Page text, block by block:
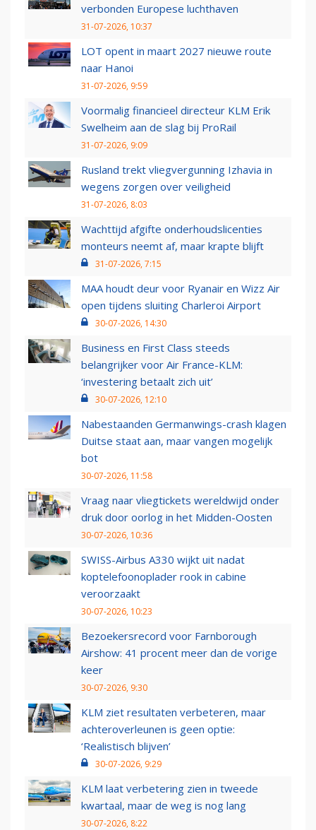
verbonden Europese luchthaven
31-07-2026, 10:37
LOT opent in maart 2027 nieuwe route
naar Hanoi
31-07-2026, 9:59
Voormalig financieel directeur KLM Erik
Swelheim aan de slag bij ProRail
31-07-2026, 9:09
Rusland trekt vliegvergunning Izhavia in
wegens zorgen over veiligheid
31-07-2026, 8:03
Wachttijd afgifte onderhoudslicenties
monteurs neemt af, maar krapte blijft
31-07-2026, 7:15
MAA houdt deur voor Ryanair en Wizz Air
open tijdens sluiting Charleroi Airport
30-07-2026, 14:30
Business en First Class steeds
belangrijker voor Air France-KLM:
‘investering betaalt zich uit’
30-07-2026, 12:10
Nabestaanden Germanwings-crash klagen
Duitse staat aan, maar vangen mogelijk
bot
30-07-2026, 11:58
Vraag naar vliegtickets wereldwijd onder
druk door oorlog in het Midden-Oosten
30-07-2026, 10:36
SWISS-Airbus A330 wijkt uit nadat
koptelefoonoplader rook in cabine
veroorzaakt
30-07-2026, 10:23
Bezoekersrecord voor Farnborough
Airshow: 41 procent meer dan de vorige
keer
30-07-2026, 9:30
KLM ziet resultaten verbeteren, maar
achteroverleunen is geen optie:
‘Realistisch blijven’
30-07-2026, 9:29
KLM laat verbetering zien in tweede
kwartaal, maar de weg is nog lang
30-07-2026, 8:22